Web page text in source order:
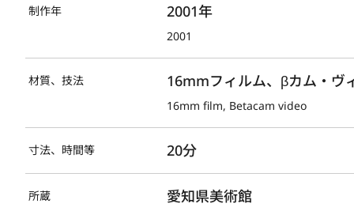
制作年 2001年
2001
材質、技法 16mmフィルム、βカム・ヴ
16mm film, Betacam video
寸法、時間等 20分
所蔵 愛知県美術館